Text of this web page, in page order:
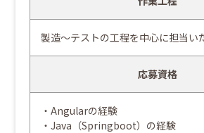
製造～テストの工程を中心に担当い
応募資格
・Angularの経験
・Java（Springboot）の経験